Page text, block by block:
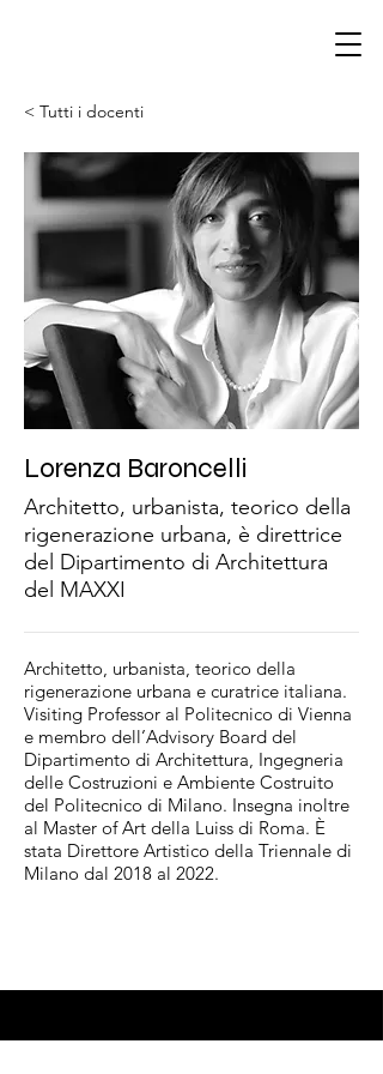
< Tutti i docenti
Lorenza Baroncelli
Architetto, urbanista, teorico della
rigenerazione urbana, è direttrice
del Dipartimento di Architettura
del MAXXI
Architetto, urbanista, teorico della
rigenerazione urbana e curatrice italiana.
Visiting Professor al Politecnico di Vienna
e membro dell’Advisory Board del
Dipartimento di Architettura, Ingegneria
delle Costruzioni e Ambiente Costruito
del Politecnico di Milano. Insegna inoltre
al Master of Art della Luiss di Roma. È
stata Direttore Artistico della Triennale di
Milano dal 2018 al 2022.